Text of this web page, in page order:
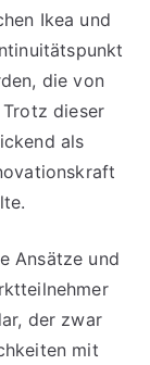
Ikea und
die von
dieser
als
Ansätze und
der zwar
mit